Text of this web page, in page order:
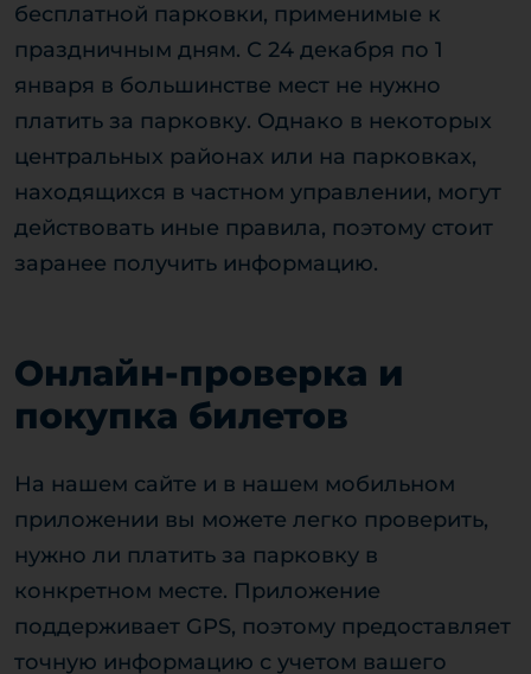
бесплатной парковки, применимые к
праздничным дням. С 24 декабря по 1
января в большинстве мест не нужно
платить за парковку. Однако в некоторых
центральных районах или на парковках,
находящихся в частном управлении, могут
действовать иные правила, поэтому стоит
заранее получить информацию.
Онлайн-проверка и
покупка билетов
На нашем сайте и в нашем мобильном
приложении вы можете легко проверить,
нужно ли платить за парковку в
конкретном месте. Приложение
поддерживает GPS, поэтому предоставляет
точную информацию с учетом вашего